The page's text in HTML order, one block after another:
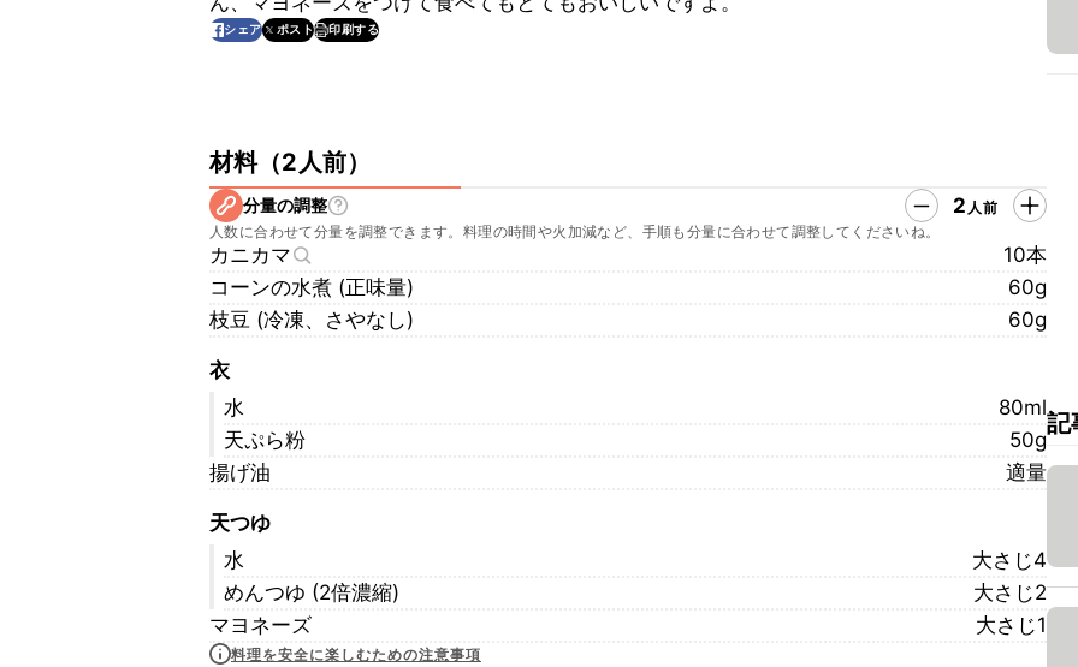
シェア ポスト 印刷する
材料（2人前）
分量の調整 2 人前
人数に合わせて分量を調整できます。料理の時間や火加減など、手順も分量に合わせて調整してくださいね。
カニカマ
10本
コーンの水煮 (正味量)
60g
枝豆 (冷凍、さやなし)
60g
衣
水
80ml
天ぷら粉
50g
揚げ油
適量
天つゆ
水
大さじ4
めんつゆ (2倍濃縮)
大さじ2
マヨネーズ
大さじ1
料理を安全に楽しむための注意事項
記